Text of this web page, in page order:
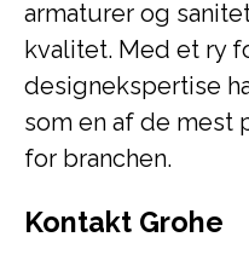
armaturer og
kvalitet. Med et ry
designekspertise
som en af de
for branchen.
Kontakt Grohe